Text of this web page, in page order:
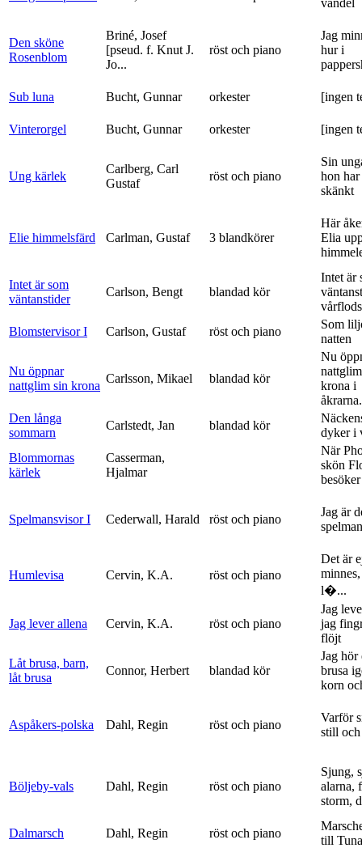
Den sköne
Rosenblom
Briné, Josef
[pseud. f. Knut J.
Jo...
röst och piano
Jag
hur i
Sub luna Bucht, Gunnar orkester [ingen
Vinterorgel Bucht, Gunnar orkester [ingen
Ung kärlek
Carlberg, Carl
Gustaf
röst och piano
Sin
hon
skänkt
Elie himmelsfärd Carlman, Gustaf 3 blandkörer
Här
Elia
Intet är som
väntanstider
Carlson, Bengt blandad kör
Intet är
Blomstervisor I
Carlson, Gustaf röst och piano
Som
natten
Nu öppnar
nattglim sin krona
Carlsson, Mikael blandad kör
Nu
krona i
Den långa
sommarn
Carlstedt, Jan blandad kör
dyker i
Blommornas
kärlek
Casserman,
Hjalmar
När
skön
besöker
Spelmansvisor I Cederwall, Harald röst och piano
Jag är
spelman
Humlevisa Cervin, K.A. röst och piano
Det är
l�...
Jag lever allena Cervin, K.A. röst och piano
Jag
jag
flöjt
Låt brusa, barn,
låt brusa
Connor, Herbert blandad kör
Jag hör
brusa
korn
Aspåkers-polska Dahl, Regin röst och piano
Varför
still
Böljeby-vals Dahl, Regin röst och piano
Sjung,
alarna,
storm,
Dalmarsch Dahl, Regin röst och piano
till Tuna